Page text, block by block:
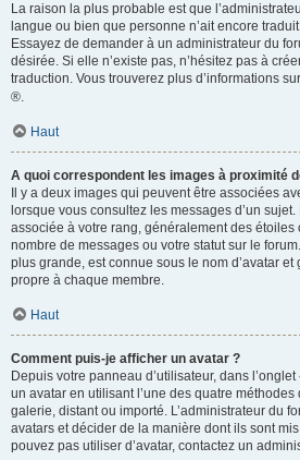
La raison la plus probable est que
langue ou bien que personne n’ait encore
Essayez de demander à un administrateur du
désirée. Si elle n’existe pas, n’hésitez pas à
traduction. Vous trouverez plus d’informations
®.
Haut
A quoi correspondent les images à proximité
Il y a deux images qui peuvent être associées
lorsque vous consultez les messages d’un sujet.
associée à votre rang, généralement des
nombre de messages ou votre statut sur le
plus grande, est connue sous le nom d’avatar
propre à chaque membre.
Haut
Comment puis-je afficher un avatar ?
Depuis votre panneau d’utilisateur, dans
un avatar en utilisant l’une des quatre méthodes
galerie, distant ou importé. L’administrateur du
avatars et décider de la manière dont ils sont
pouvez pas utiliser d’avatar, contactez un